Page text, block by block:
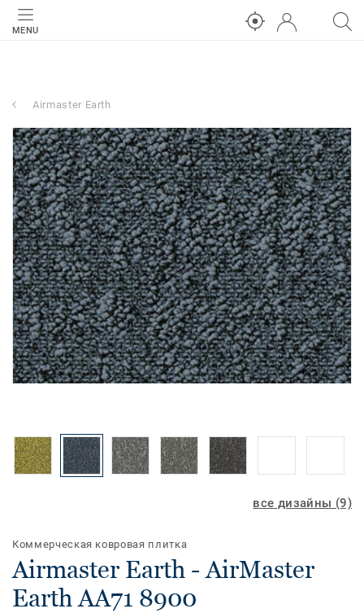
MENU
Airmaster Earth
все дизайны (9)
Коммерческая ковровая плитка
Airmaster Earth - AirMaster
Earth AA71 8900